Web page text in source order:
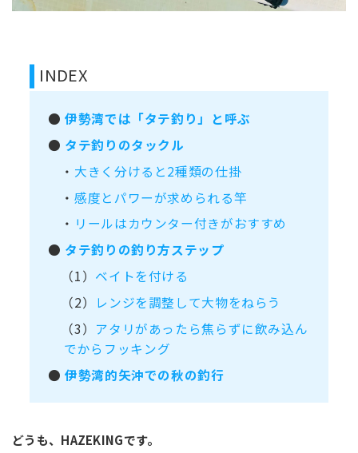
INDEX
●伊勢湾では「タテ釣り」と呼ぶ
● タテ釣りのタックル
・ 大きく分けると2種類の仕掛
・感度とパワーが求められる竿
・ リールはカウンター付きがおすすめ
● タテ釣りの釣り方ステップ
（1） ベイトを付ける
（2）
レンジを調整して大物をねらう
（3） アタリがあったら焦らずに飲み込ん
でからフッキング
●伊勢湾的矢沖での秋の釣行
どうも、HAZEKINGです。